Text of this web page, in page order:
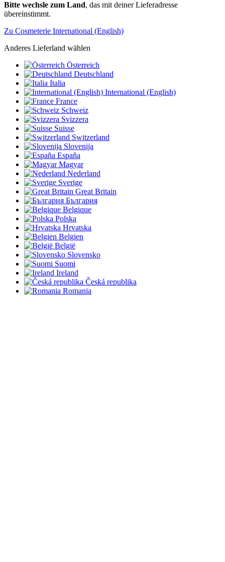
Bitte wechsle zum Land, das mit deiner Lieferadresse
übereinstimmt.
Zu Cosmeterie International (English)
Anderes Lieferland wählen
Österreich
Deutschland
Italia
International (English)
France
Schweiz
Svizzera
Suisse
Switzerland
Slovenija
España
Magyar
Nederland
Sverige
Great Britain
България
Belgique
Polska
Hrvatska
Belgien
België
Slovensko
Suomi
Ireland
Česká republika
Romania